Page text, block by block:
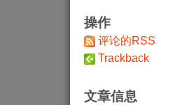
操作
评论的RSS
Trackback
文章信息